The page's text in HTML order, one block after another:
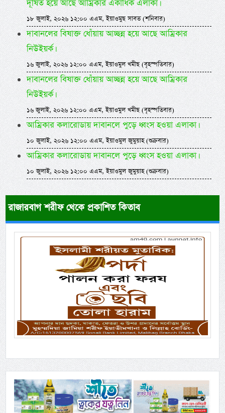
দূষিত হয়ে আছে আম্রিকার একাধিক এলাকা।
১৮ জুলাই, ২০২৬ ১২:০০ এএম, ইয়াওমুছ সাবত (শনিবার)
দাবানলের বিষাক্ত ধোঁয়ায় আচ্ছন্ন হয়ে আছে আম্রিকার
নিউইয়র্ক।
১৬ জুলাই, ২০২৬ ১২:০০ এএম, ইয়াওমুল খমীছ (বৃহস্পতিবার)
দাবানলের বিষাক্ত ধোঁয়ায় আচ্ছন্ন হয়ে আছে আম্রিকার
নিউইয়র্ক।
১৬ জুলাই, ২০২৬ ১২:০০ এএম, ইয়াওমুল খমীছ (বৃহস্পতিবার)
আম্রিকার কলারোডায় দাবানলে পুড়ে ধ্বংস হওয়া এলাকা।
১০ জুলাই, ২০২৬ ১২:০০ এএম, ইয়াওমুল জুমুয়াহ (শুক্রবার)
আম্রিকার কলারোডায় দাবানলে পুড়ে ধ্বংস হওয়া এলাকা।
১০ জুলাই, ২০২৬ ১২:০০ এএম, ইয়াওমুল জুমুয়াহ (শুক্রবার)
রাজারবাগ শরীফ থেকে প্রকাশিত কিতাব